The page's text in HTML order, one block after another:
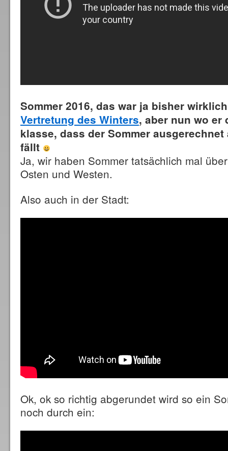
Sommer 2016, das war ja bisher
Vertretung des Winters, aber nun wo
klasse, dass der Sommer
fällt
Ja, wir haben Sommer tatsächlich mal
Osten und Westen.
Also auch in der Stadt:
Ok, ok so richtig abgerundet wird so ein
noch durch ein: